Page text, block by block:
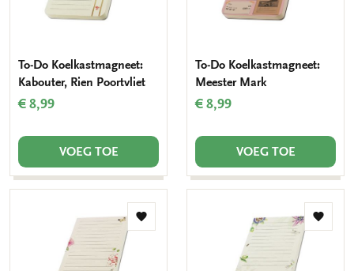
To-Do Koelkastmagneet:
Kabouter, Rien Poortvliet
€ 8,99
VOEG TOE
To-Do Koelkastmagneet:
Meester Mark
€ 8,99
VOEG TOE
Toevoegen